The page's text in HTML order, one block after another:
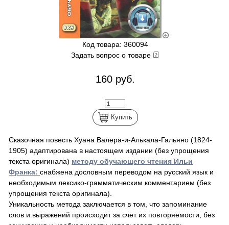
Код товара: 360094
Задать вопрос о товаре
160 руб.
Купить
Сказочная повесть Хуана Валера-и-Алькала-Гальяно (1824-
1905) адаптирована в настоящем издании (без упрощения
текста оригинала) методу обучающего чтения Ильи
Франка: снабжена дословным переводом на русский язык и
необходимым лексико-грамматическим комментарием (без
упрощения текста оригинала).
Уникальность метода заключается в том, что запоминание
слов и выражений происходит за счет их повторяемости, без